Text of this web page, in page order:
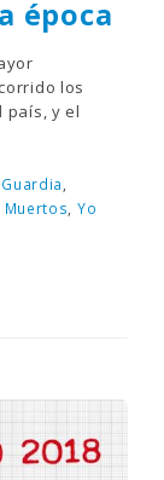
época
los
país, y el
Yo